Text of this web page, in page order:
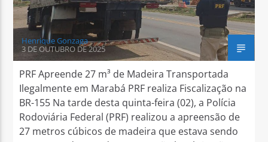
Henrique Gonzaga
3 DE OUTUBRO DE 2025
PRF Apreende 27 m³ de Madeira Transportada
Ilegalmente em Marabá PRF realiza Fiscalização na
BR-155 Na tarde desta quinta-feira (02), a Polícia
Rodoviária Federal (PRF) realizou a apreensão de
27 metros cúbicos de madeira que estava sendo